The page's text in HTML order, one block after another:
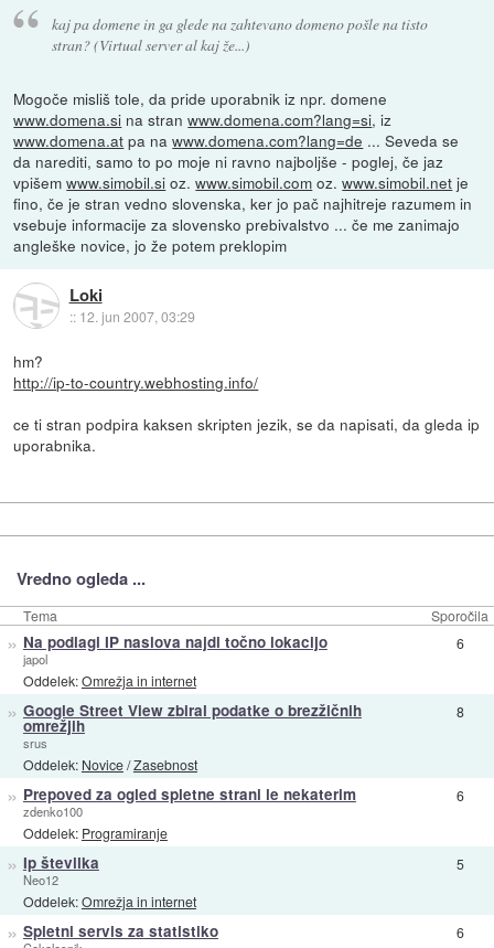
kaj pa domene in ga glede na zahtevano domeno pošle na tisto
stran? (Virtual server al kaj že...)
Mogoče misliš tole, da pride uporabnik iz npr. domene
www.domena.si na stranwww.domena.com?lang=si, iz
www.domena.at pa nawww.domena.com?lang=de ... Seveda se
da narediti, samo to po moje ni ravno najboljše - poglej, če jaz
vpišemwww.simobil.si oz.www.simobil.com oz.www.simobil.net je
fino, če je stran vedno slovenska, ker jo pač najhitreje razumem in
vsebuje informacije za slovensko prebivalstvo ... če me zanimajo
angleške novice, jo že potem preklopim
Loki
:: 12. jun 2007, 03:29
hm?
http://ip-to-country.webhosting.info/
ce ti stran podpira kaksen skripten jezik, se da napisati, da gleda ip
uporabnika.
Vredno ogleda ...
Tema Sporočila
» Na podlagi IP naslova najdi točno lokacijo
japol
Oddelek:Omrežja in internet
6
» Google Street View zbiral podatke o brezžičnih
omrežjih
srus
Oddelek: Novice/Zasebnost
8
» Prepoved za ogled spletne strani le nekaterim
zdenko100
Oddelek: Programiranje
6
» Ip številka
Neo12
Oddelek:Omrežja in internet
5
» Spletni servis za statistiko 6